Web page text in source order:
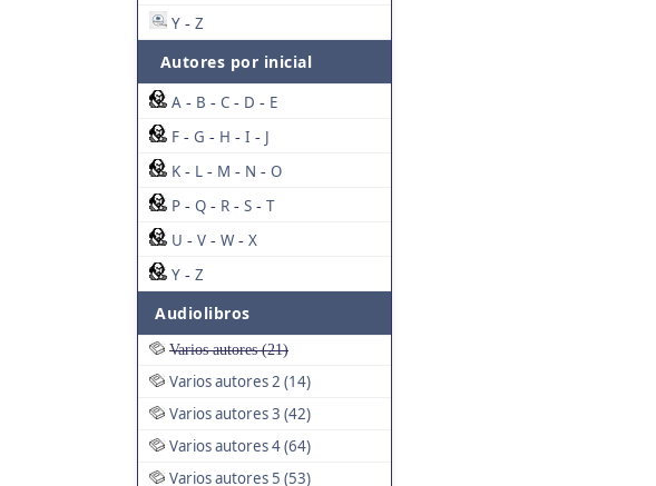
Y - Z
Autores por inicial
A - B - C - D - E
F - G - H - I - J
K - L - M - N - O
P - Q - R - S - T
U - V - W - X
Y - Z
Audiolibros
Varios autores (21)
Varios autores 2 (14)
Varios autores 3 (42)
Varios autores 4 (64)
Varios autores 5 (53)